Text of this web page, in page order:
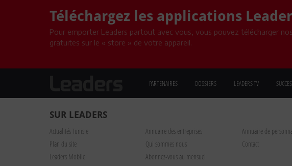
Téléchargez les applications
Pour emporter Leaders partout avec vous, vous pouvez télécharger
gratuites sur le « store » de votre appareil.
PARTENAIRES DOSSIERS LEADERS TV
SUR LEADERS
Actualités Tunisie Annuaire des entreprises
Annuaire de
Plan du site
Qui sommes nous
Contact
Leaders Mobile
Abonnez-vous au mensuel